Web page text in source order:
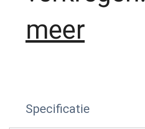
meer
Specificatie